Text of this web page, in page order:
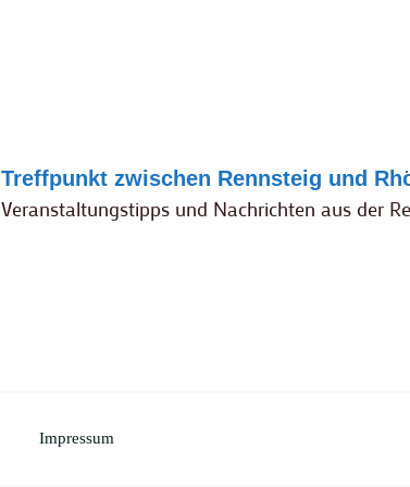
Treffpunkt zwischen Rennsteig und
Veranstaltungstipps und Nachrichten aus der
Impressum